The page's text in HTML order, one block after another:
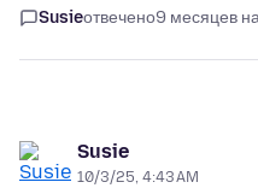
Susieотвечено9 месяцев
Susie
10/3/25, 4:43 AM